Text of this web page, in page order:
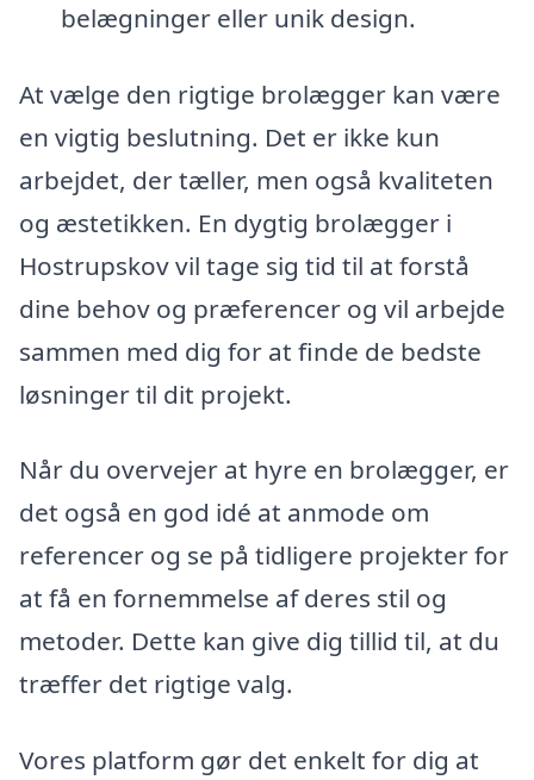
belægninger eller unik design.
At vælge den rigtige brolægger kan være
en vigtig beslutning. Det er ikke kun
arbejdet, der tæller, men også kvaliteten
og æstetikken. En dygtig brolægger i
Hostrupskov vil tage sig tid til at forstå
dine behov og præferencer og vil arbejde
sammen med dig for at finde de bedste
løsninger til dit projekt.
Når du overvejer at hyre en brolægger, er
det også en god idé at anmode om
referencer og se på tidligere projekter for
at få en fornemmelse af deres stil og
metoder. Dette kan give dig tillid til, at du
træffer det rigtige valg.
Vores platform gør det enkelt for dig at